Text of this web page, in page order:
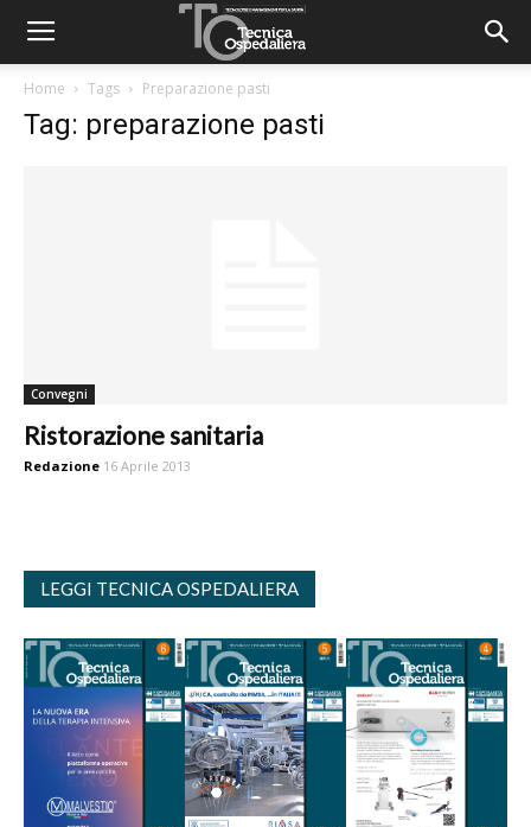
Home Tags Preparazione pasti
Tag: preparazione pasti
Convegni
Ristorazione sanitaria
Redazione 16 Aprile 2013
LEGGI TECNICA OSPEDALIERA